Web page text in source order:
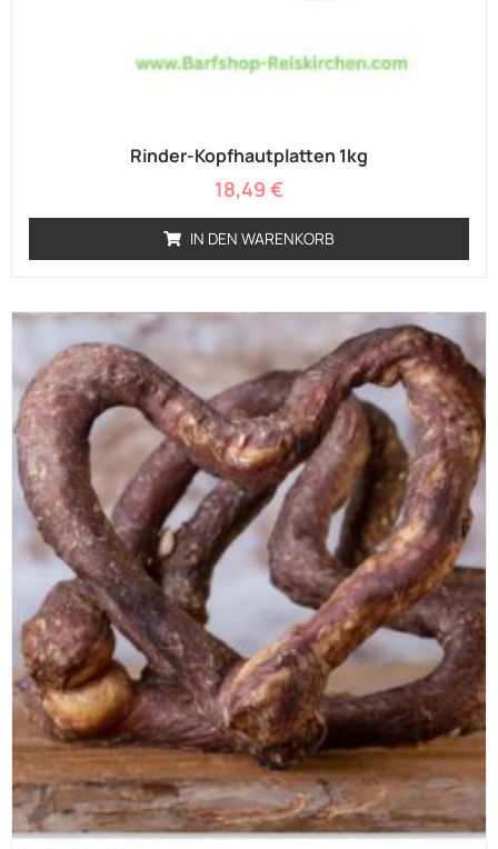
Rinder-Kopfhautplatten 1kg
18,49 €
IN DEN WARENKORB